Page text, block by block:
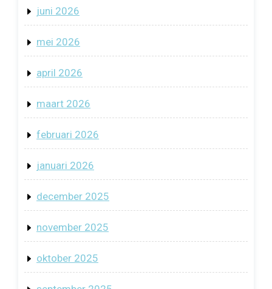
juni 2026
mei 2026
april 2026
maart 2026
februari 2026
januari 2026
december 2025
november 2025
oktober 2025